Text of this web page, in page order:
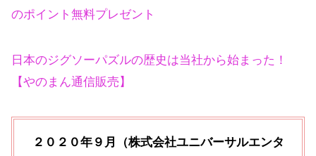
のポイント無料プレゼント
日本のジグソーパズルの歴史は当社から始まった！
【やのまん通信販売】
２０２０年９月（株式会社ユニバーサルエンタ